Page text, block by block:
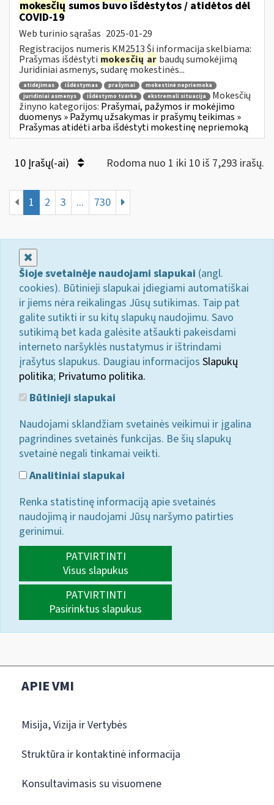
mokesčių sumos buvo išdėstytos / atidėtos dėl
COVID-19
Web turinio sąrašas 2025-01-29
Registracijos numeris KM2513 Ši informacija skelbiama:
Prašymas išdėstyti mokesčių ar baudų sumokėjimą
Juridiniai asmenys, sudarę mokestinės...
atidėjimas išdėstymas prašymai
mokestinė nepriemoka
juridiniai asmenys
išdėstymo tvarka ekstremali situacija
Mokesčių
žinyno kategorijos: Prašymai, pažymos ir mokėjimo
duomenys » Pažymų užsakymas ir prašymų teikimas »
Prašymas atidėti arba išdėstyti mokestinę nepriemoką
10 Įrašų(-ai) Rodoma nuo 1 iki 10 iš 7,293 irašų.
1 2 3 ... 730
Šioje svetainėje naudojami slapukai (angl.
cookies). Būtinieji slapukai įdiegiami automatiškai
ir jiems nėra reikalingas Jūsų sutikimas. Taip pat
galite sutikti ir su kitų slapukų naudojimu. Savo
sutikimą bet kada galėsite atšaukti pakeisdami
interneto naršyklės nustatymus ir ištrindami
įrašytus slapukus. Daugiau informacijos Slapukų
politika; Privatumo politika.
Būtinieji slapukai
Naudojami sklandžiam svetainės veikimui ir įgalina
pagrindines svetainės funkcijas. Be šių slapukų
svetainė negali tinkamai veikti.
Analitiniai slapukai
Renka statistinę informaciją apie svetainės
naudojimą ir naudojami Jūsų naršymo patirties
gerinimui.
PATVIRTINTI
Visus slapukus
PATVIRTINTI
Pasirinktus slapukus
APIE VMI
Misija, Vizija ir Vertybės
Struktūra ir kontaktinė informacija
Konsultavimasis su visuomene